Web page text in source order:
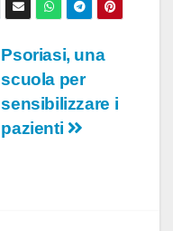
Psoriasi, una
scuola per
sensibilizzare i
pazienti